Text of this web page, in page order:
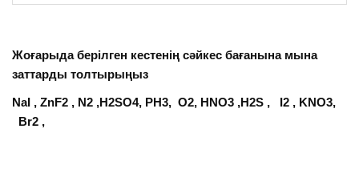
Жоғарыда берілген кестенің сәйкес бағанына мына
заттарды толтырыңыз
NaI , ZnF2 , N2 ,H2SO4, PH3, O2, HNO3 ,H2S , I2 , KNO3,
Br2 ,